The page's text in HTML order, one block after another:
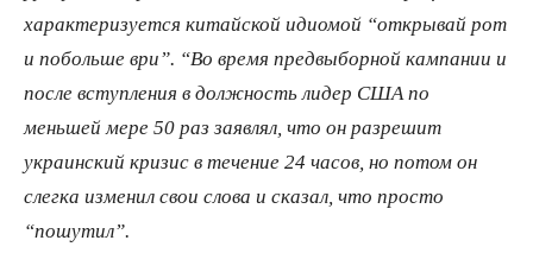
характеризуется китайской идиомой “открывай рот
и побольше ври”. “Во время предвыборной кампании и
после вступления в должность лидер США по
меньшей мере 50 раз заявлял, что он разрешит
украинский кризис в течение 24 часов, но потом он
слегка изменил свои слова и сказал, что просто
“пошутил”.